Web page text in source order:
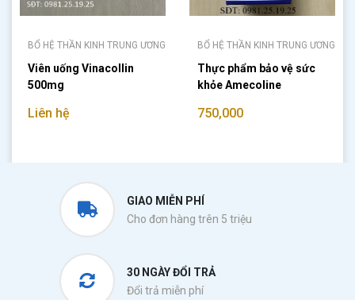
BỔ HỆ THẦN KINH TRUNG ƯƠNG
Viên uống Vinacollin
500mg
Liên hệ
BỔ HỆ THẦN KINH TRUNG ƯƠNG
Thực phẩm bảo vệ sức
khỏe Amecoline
750,000
GIAO MIỄN PHÍ
Cho đơn hàng trên 5 triệu
30 NGÀY ĐỔI TRẢ
Đổi trả miễn phí